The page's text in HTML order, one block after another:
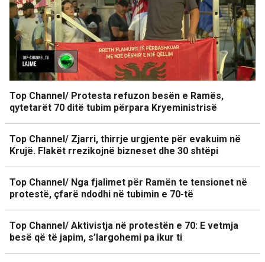
Top Channel/ Protesta refuzon besën e Ramës,
qytetarët 70 ditë tubim përpara Kryeministrisë
Top Channel/ Zjarri, thirrje urgjente për evakuim në
Krujë. Flakët rrezikojnë bizneset dhe 30 shtëpi
Top Channel/ Nga fjalimet për Ramën te tensionet në
protestë, çfarë ndodhi në tubimin e 70-të
Top Channel/ Aktivistja në protestën e 70: E vetmja
besë që të japim, s’largohemi pa ikur ti